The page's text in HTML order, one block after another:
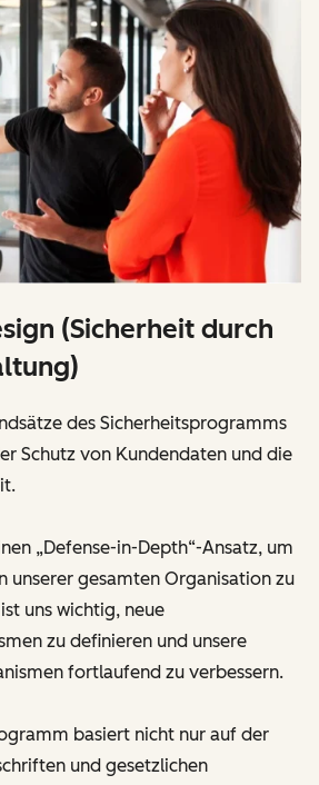
(Sicherheit durch
des Sicherheitsprogramms
Schutz von Kundendaten und die
„Defense-in-Depth“-Ansatz, um
unserer gesamten Organisation zu
uns wichtig, neue
zu definieren und unsere
fortlaufend zu verbessern.
basiert nicht nur auf der
und gesetzlichen